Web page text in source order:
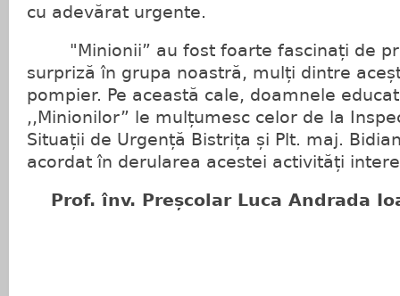
cu adevărat urgente.
"Minionii” au fost foarte fascinați de
surpriză în grupa noastră, mulți dintre
pompier. Pe această cale, doamnele
,,Minionilor” le mulțumesc celor de la
Situații de Urgență Bistrița și Plt. maj.
acordat în derularea acestei activități
Prof. înv. Preșcolar Luca Andrada